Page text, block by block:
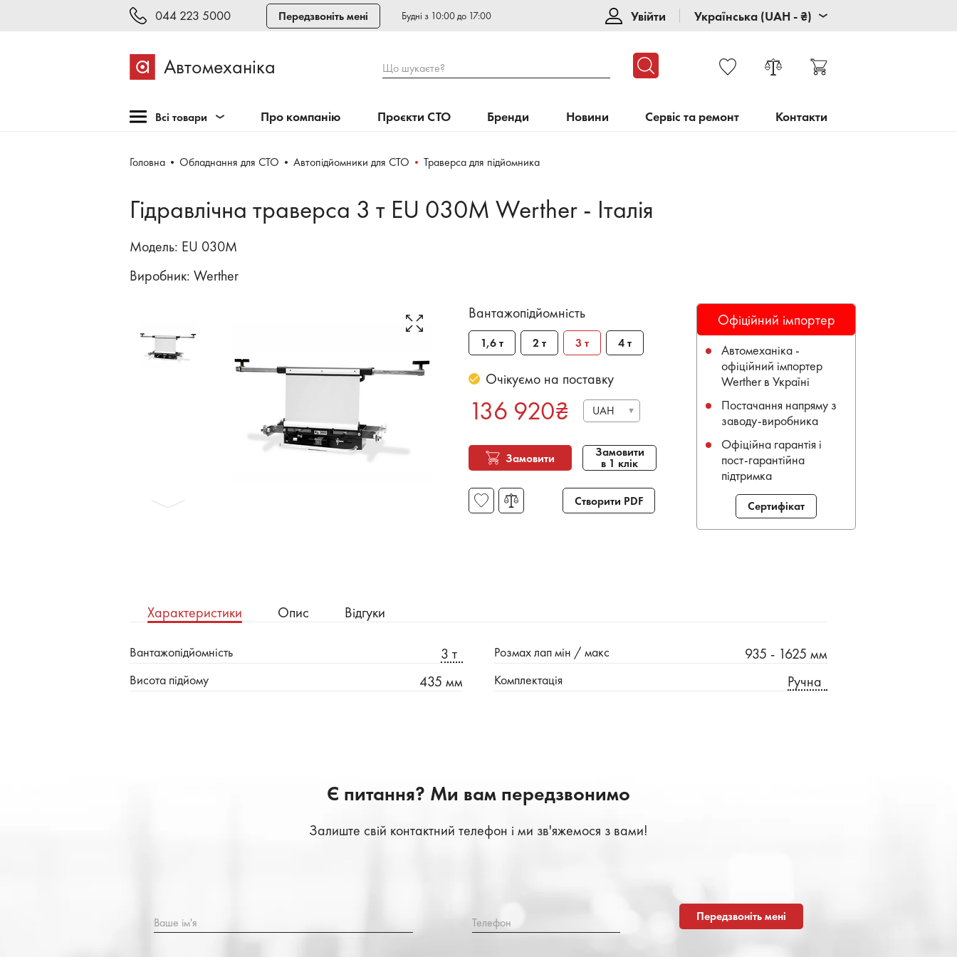
044 223 5000 Передзвоніть мені Будні з 10:00 до 17:00 Увійти Українська (UAH - ₴)
Автомеханіка Що шукаєте?
Всі товари
Обладнання для СТО
шиномонтажу
Техогляд і тестування
Зварювання, рихтовка,
Електромобілі
Про компанію Проєкти СТО Бренди Новини Сервіс та ремонт Контакти
Головна Обладнання для СТО Автопідйомники для СТО Траверса для підйомника
Гідравлічна траверса 3 т EU 030M Werther - Італія
Модель: EU 030M
Виробник: Werther
Вантажопідйомність
1,6 т 2 т 3 т 4 т
Очікуємо на поставку
136 920₴ UAH
Замовити Замовити
в 1 клік
Створити PDF
Офіційний імпортер
Автомеханіка -
офіційний імпортер
Werther в Україні
Постачання напряму з
заводу-виробника
Офіційна гарантія і
пост-гарантійна
підтримка
Сертифікат
Характеристики Опис Відгуки
Вантажопідйомність 3 т
Висота підйому 435 мм
Розмах лап мін / макс 935 - 1625 мм
Комплектація Ручна
Є питання? Ми вам передзвонимо
Залиште свій контактний телефон і ми зв'яжемося з вами!
Ваше ім'я Телефон Передзвоніть мені